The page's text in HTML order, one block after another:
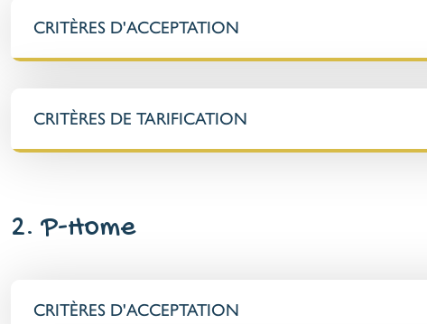
CRITÈRES D'ACCEPTATION
CRITÈRES DE TARIFICATION
2. P-Home
CRITÈRES D'ACCEPTATION